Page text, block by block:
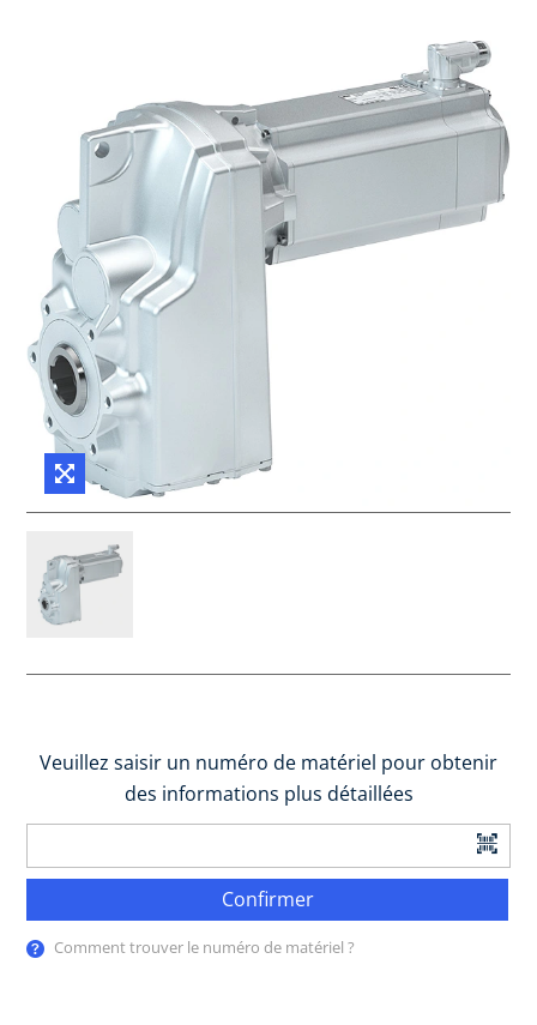
Veuillez saisir un numéro de matériel pour obtenir
des informations plus détaillées
Confirmer
Comment trouver le numéro de matériel ?